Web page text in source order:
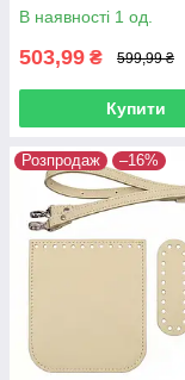
В наявності 1 од.
503,99 ₴ 599,99 ₴
Купити
Розпродаж –16%